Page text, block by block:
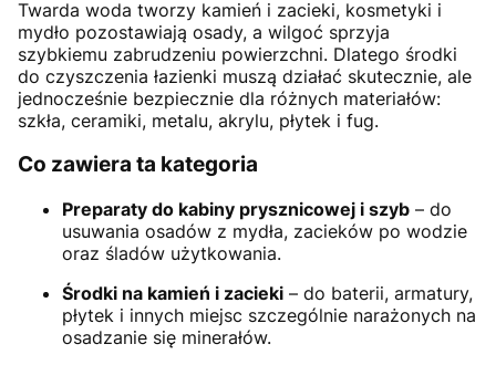
Twarda woda tworzy kamień i zacieki, kosmetyki i
mydło pozostawiają osady, a wilgoć sprzyja
szybkiemu zabrudzeniu powierzchni. Dlatego środki
do czyszczenia łazienki muszą działać skutecznie, ale
jednocześnie bezpiecznie dla różnych materiałów:
szkła, ceramiki, metalu, akrylu, płytek i fug.
Co zawiera ta kategoria
Preparaty do kabiny prysznicowej i szyb – do
usuwania osadów z mydła, zacieków po wodzie
oraz śladów użytkowania.
Środki na kamień i zacieki – do baterii, armatury,
płytek i innych miejsc szczególnie narażonych na
osadzanie się minerałów.